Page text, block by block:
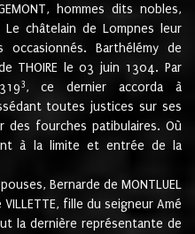
hommes dits nobles,
Le châtelain de Lompnes leur
Barthélémy de
THOIRE le 03 juin 1304. Par
3, ce dernier accorda à
toutes justices sur ses
des fourches patibulaires. Où
à la limite et entrée de la
Bernarde de MONTLUEL
fille du seigneur Amé
la dernière représentante de